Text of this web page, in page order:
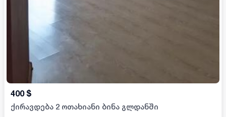
400 $
ქირავდება 2 ოთახიანი ბინა გლდანში